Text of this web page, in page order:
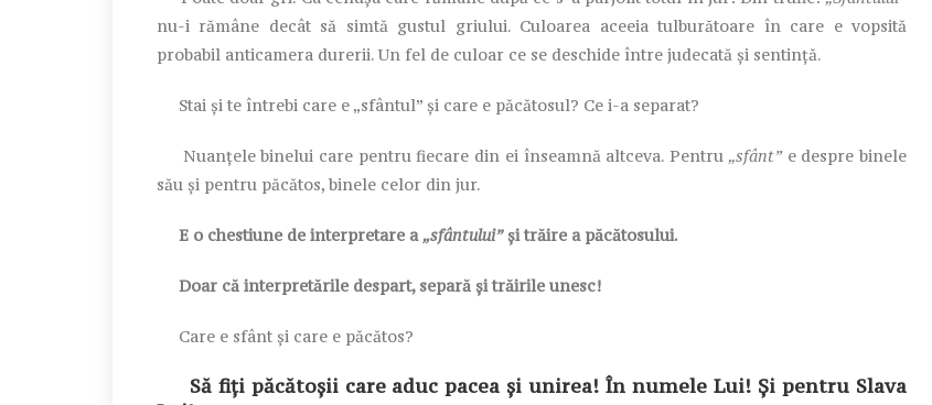
nu-i rămâne decât să simtă gustul griului. Culoarea aceeia tulburătoare în care e vopsită
probabil anticamera durerii. Un fel de culoar ce se deschide între judecată și sentință.
Stai și te întrebi care e „sfântul” și care e păcătosul? Ce i-a separat?
Nuanțele binelui care pentru fiecare din ei înseamnă altceva. Pentru „sfânt”e despre binele
său și pentru păcătos, binele celor din jur.
E o chestiune de interpretare a „sfântului”și trăire a păcătosului.
Doar că interpretările despart, separă și trăirile unesc!
Care e sfânt și care e păcătos?
Să fiți păcătoșii care aduc pacea și unirea! În numele Lui! Și pentru Slava